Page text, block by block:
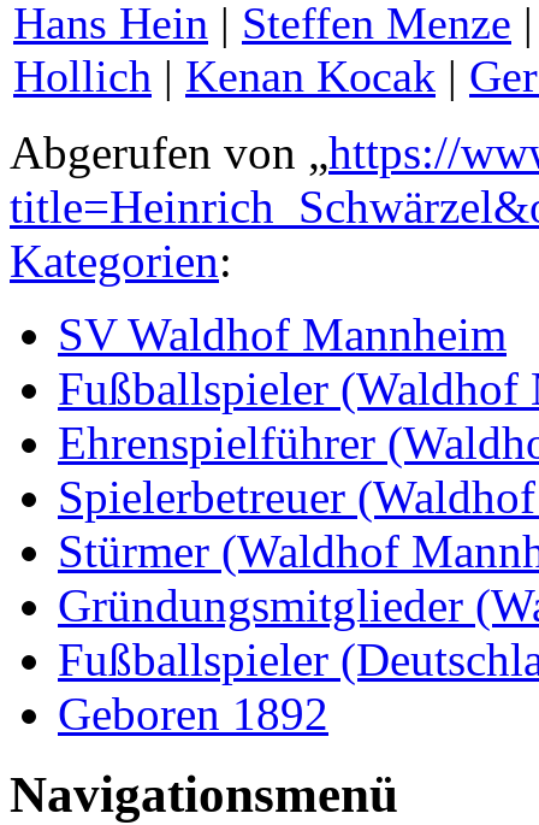
Hans Hein | Steffen Menze
Hollich | Kenan Kocak |
Abgerufen von „https://
Kategorien:
SV Waldhof Mannheim
Fußballspieler (Waldhof
Ehrenspielführer
Spielerbetreuer
Stürmer (Waldhof
Gründungsmitglieder
Fußballspieler
Geboren 1892
Navigationsmenü